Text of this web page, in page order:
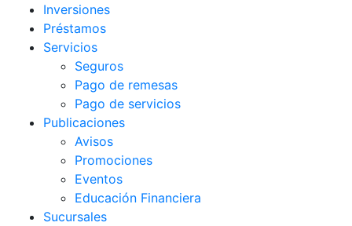
Inversiones
Préstamos
Servicios
Seguros
Pago de remesas
Pago de servicios
Publicaciones
Avisos
Promociones
Eventos
Educación Financiera
Sucursales